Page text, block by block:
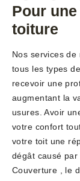
Pour
toiture
Nos services
tous les types
recevoir une
augmentant la
usures. Avoir
votre confort
votre toit une
dégât causé
Couverture , le